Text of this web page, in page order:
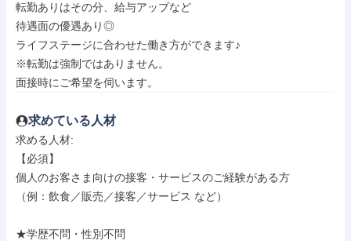
転勤ありはその分、給与アップなど
待遇面の優遇あり◎
ライフステージに合わせた働き方ができます♪
※転勤は強制ではありません。
面接時にご希望を伺います。
求めている人材
求める人材:
【必須】
個人のお客さま向けの接客・サービスのご経験がある方
（例：飲食／販売／接客／サービス など）
★学歴不問・性別不問